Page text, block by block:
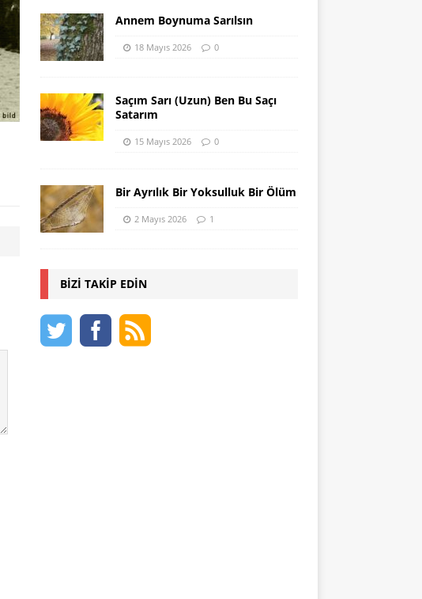
Annem Boynuma Sarılsın
18 Mayıs 2026 0
Saçım Sarı (Uzun) Ben Bu Saçı
Satarım
15 Mayıs 2026 0
Bir Ayrılık Bir Yoksulluk Bir Ölüm
2 Mayıs 2026 1
BIZI TAKIP EDIN